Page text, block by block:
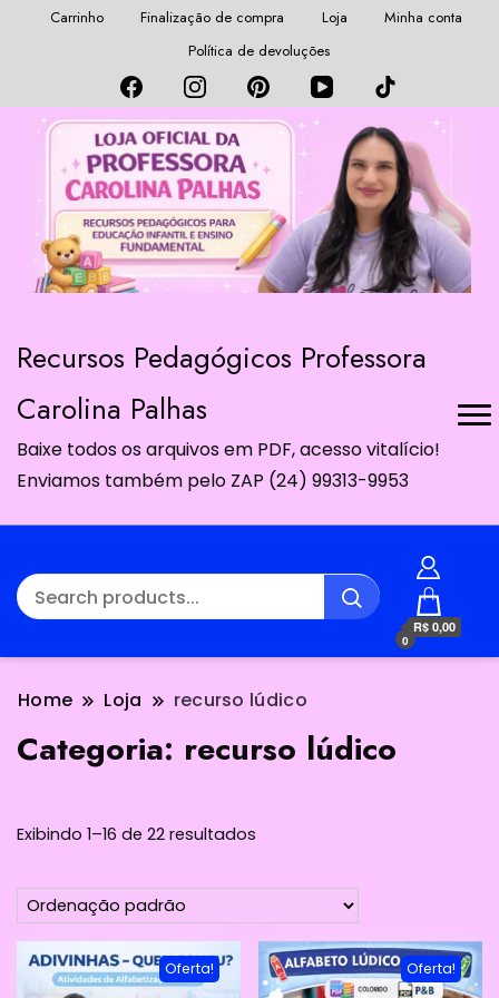
Carrinho Finalização de compra Loja
Minha conta
Política de devoluções
Recursos Pedagógicos Professora
Carolina Palhas
Baixe todos os arquivos em PDF, acesso vitalício!
Enviamos também pelo ZAP (24) 99313-9953
0
R$ 0,00
Home Loja recurso lúdico
Categoria: recurso lúdico
Exibindo 1–16 de 22 resultados
Oferta! Oferta!